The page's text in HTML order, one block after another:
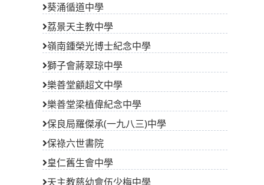
葵涌循道中學
荔景天主教中學
嶺南鍾榮光博士紀念中學
獅子會蔣翠琼中學
樂善堂顧超文中學
樂善堂梁植偉紀念中學
保良局羅傑承(一九八三)中學
保祿六世書院
皇仁舊生會中學
天主教慈幼會伍少梅中學